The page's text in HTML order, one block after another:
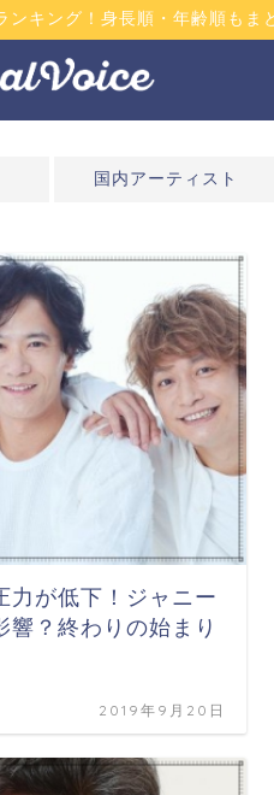
ンキング！身長順・年齢順もま
国内アーティスト
力が低下！ジャニー
響？終わりの始まり
2019年9月20日